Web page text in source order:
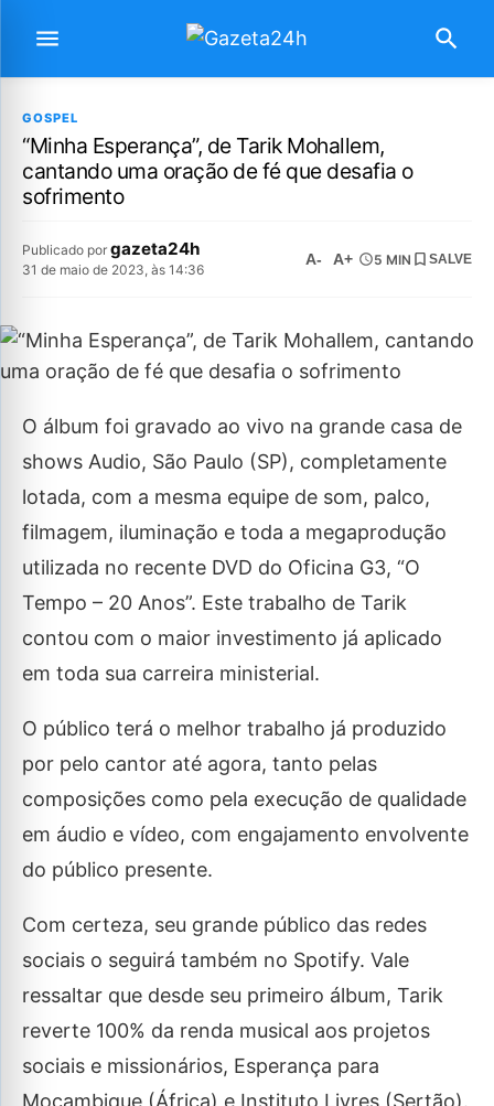
GOSPEL
“Minha Esperança”, de Tarik Mohallem,
cantando uma oração de fé que desafia o
sofrimento
Publicado por gazeta24h
31 de maio de 2023, às 14:36
A- A+ 5 MIN SALVE
O álbum foi gravado ao vivo na grande casa de
shows Audio, São Paulo (SP), completamente
lotada, com a mesma equipe de som, palco,
filmagem, iluminação e toda a megaprodução
utilizada no recente DVD do Oficina G3, “O
Tempo – 20 Anos”. Este trabalho de Tarik
contou com o maior investimento já aplicado
em toda sua carreira ministerial.
O público terá o melhor trabalho já produzido
por pelo cantor até agora, tanto pelas
composições como pela execução de qualidade
em áudio e vídeo, com engajamento envolvente
do público presente.
Com certeza, seu grande público das redes
sociais o seguirá também no Spotify. Vale
ressaltar que desde seu primeiro álbum, Tarik
reverte 100% da renda musical aos projetos
sociais e missionários, Esperança para
Moçambique (África) e Instituto Livres (Sertão).